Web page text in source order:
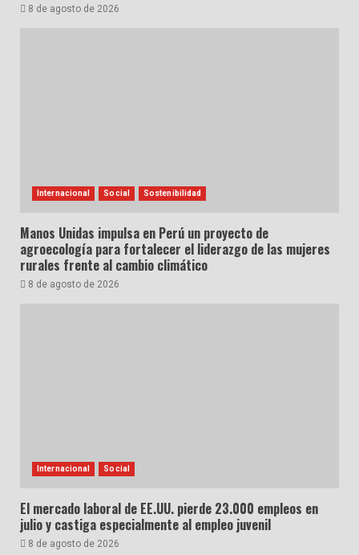
8 de agosto de 2026
Internacional Social Sostenibilidad
Manos Unidas impulsa en Perú un proyecto de
agroecología para fortalecer el liderazgo de las mujeres
rurales frente al cambio climático
8 de agosto de 2026
Internacional Social
El mercado laboral de EE.UU. pierde 23.000 empleos en
julio y castiga especialmente al empleo juvenil
8 de agosto de 2026